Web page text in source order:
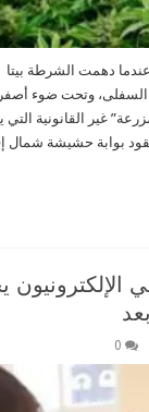
عندما دهمت الشرطة
وتحت ضوء أصفر
غير القانونية التي
بوابة حشيشة شمال
0